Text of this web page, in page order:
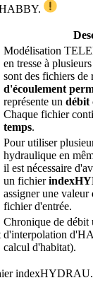
Modélisation
en tresse à
sont des fichiers de
d'écoulement
représente un débit
Chaque fichier
temps.
Pour utiliser
hydraulique en
il est nécessaire
un fichier
assigner une valeur
fichier d'entrée.
Chronique de débit
d'interpolation
calcul d'habitat).